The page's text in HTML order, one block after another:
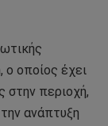
ο οποίος έχει
στην περιοχή,
ανάπτυξη